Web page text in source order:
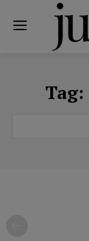
Tag: